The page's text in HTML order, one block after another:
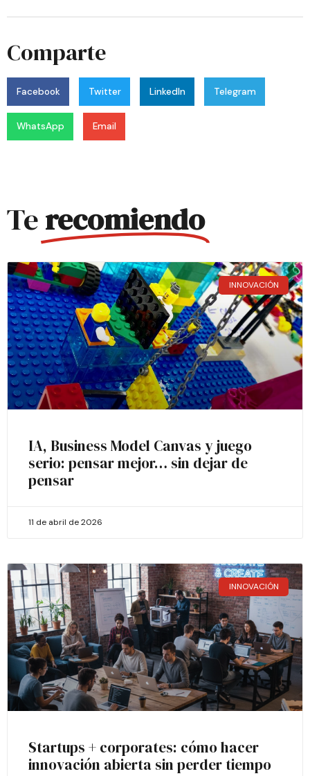
Comparte
Facebook Twitter LinkedIn Telegram
WhatsApp Email
Terecomiendo
INNOVACIÓN
IA, Business Model Canvas y juego
serio: pensar mejor… sin dejar de
pensar
11 de abril de 2026
INNOVACIÓN
Startups + corporates: cómo hacer
innovación abierta sin perder tiempo